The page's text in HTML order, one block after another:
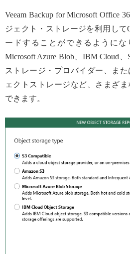
Veeam Backup for Microsoft Office
ジェクト・ストレージを利用して
ードすることができるようにな
Microsoft Azure Blob、IBM Cloud
ストレージ・プロバイダー、ま
ェクトストレージなど、さまざ
できます。